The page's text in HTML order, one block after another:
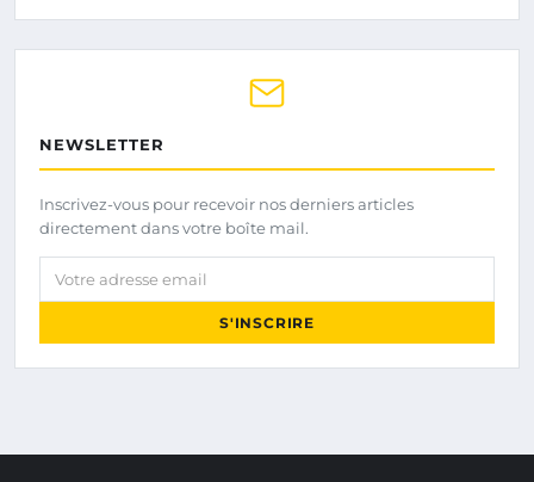
NEWSLETTER
Inscrivez-vous pour recevoir nos derniers articles
directement dans votre boîte mail.
Votre adresse email
S'INSCRIRE